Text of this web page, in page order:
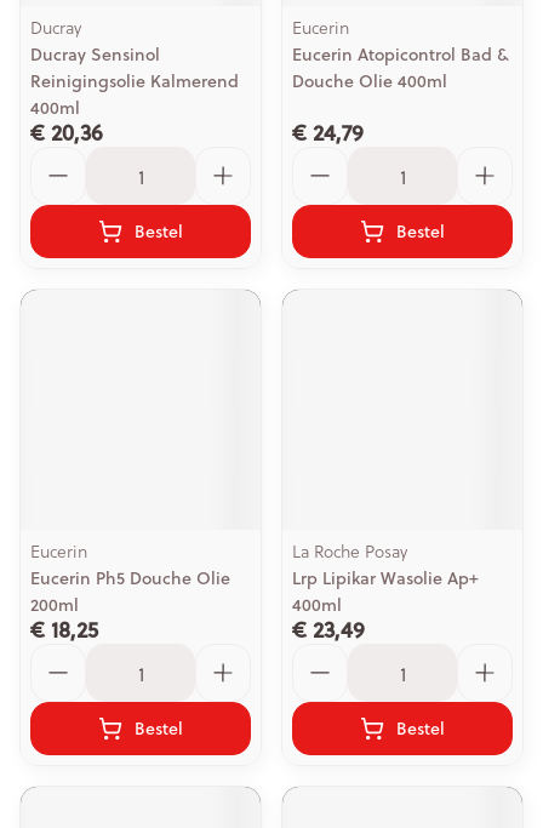
Ducray
Ducray Sensinol
Reinigingsolie Kalmerend
400ml
€ 20,36
Bestel
Eucerin
Eucerin Atopicontrol Bad &
Douche Olie 400ml
€ 24,79
Bestel
Eucerin
Eucerin Ph5 Douche Olie
200ml
€ 18,25
Bestel
La Roche Posay
Lrp Lipikar Wasolie Ap+
400ml
€ 23,49
Bestel